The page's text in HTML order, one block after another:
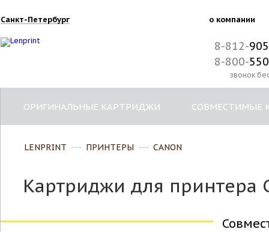
о компании
Санкт-Петербург
8-812-
8-800-
звонок
ОРИГИНАЛЬНЫЕ КАРТРИДЖИ СОВМЕСТИМЫЕ
LENPRINT --- ПРИНТЕРЫ --- CANON
Картриджи для принтера